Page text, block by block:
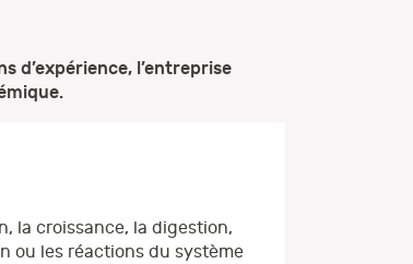
d’expérience, l’entreprise
la croissance, la digestion,
ou les réactions du système